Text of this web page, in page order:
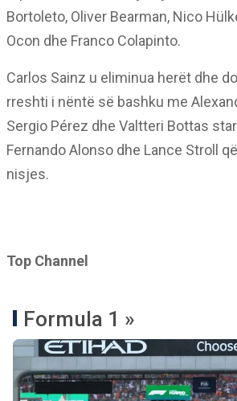
Bortoleto, Oliver Bearman, Nico
Ocon dhe Franco Colapinto.
Carlos Sainz u eliminua herët dhe
rreshti i nëntë së bashku me
Sergio Pérez dhe Valtteri Bottas
Fernando Alonso dhe Lance Stroll
nisjes.
Top Channel
Formula 1 »